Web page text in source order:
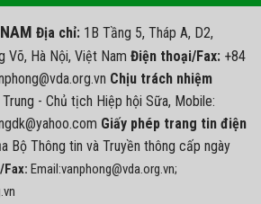
Địa chỉ: 1B Tầng 5, Tháp A, D2,
Võ, Hà Nội, Việt Nam Điện thoại/Fax: +84
Chịu trách nhiệm
Trung - Chủ tịch Hiệp hội Sữa, Mobile:
Giấy phép trang tin điện
Bộ Thông tin và Truyền thông cấp ngày
Email:vanphong@vda.org.vn;